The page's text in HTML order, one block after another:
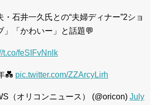
石井一久氏との“夫婦ディナー”2ショ
」「かわいー」と話題💬
t.co/feSIFvNnlk
💑 pic.twitter.com/ZZArcyLirh
（オリコンニュース） (@oricon) July